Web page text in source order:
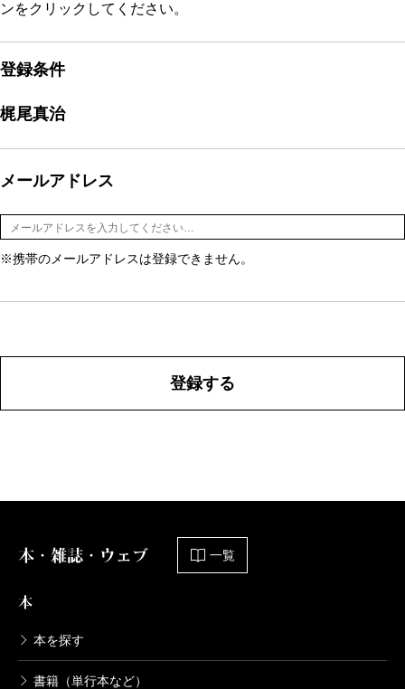
ンをクリックしてください。
登録条件
梶尾真治
メールアドレス
※携帯のメールアドレスは登録できません。
登録する
本・雑誌・ウェブ 一覧
本
本を探す
書籍（単行本など）